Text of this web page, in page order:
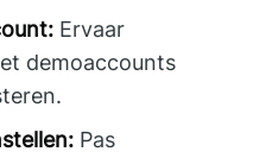
Ervaar
demoaccounts
Pas